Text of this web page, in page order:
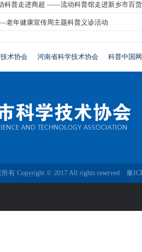
科普走进商超 ——流动科普馆走进新乡市百
老年健康宣传周主题科普义诊活动
术协会 河南省科学技术协会 科普中国网
有 Copyright © 2017 All rights reserved 豫